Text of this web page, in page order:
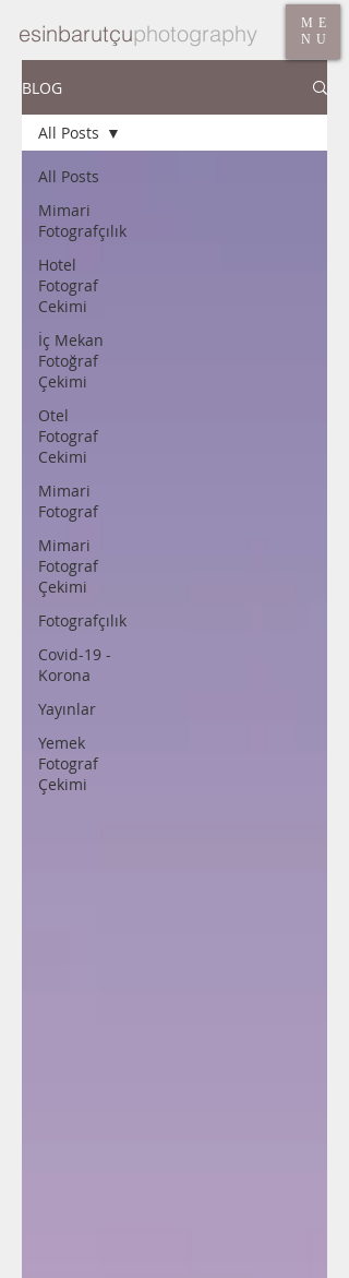
esinbarutçuphotography
ME
NU
BLOG
All Posts
Mimari
Fotografçılık
Hotel
Fotograf
Cekimi
İç Mekan
Fotoğraf
Çekimi
Otel
Fotograf
Cekimi
Mimari
Fotograf
Mimari
Fotograf
Çekimi
Fotografçılık
Covid-19 -
Korona
Yayınlar
Yemek
Fotograf
Çekimi
All Posts